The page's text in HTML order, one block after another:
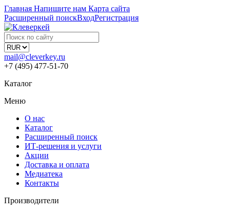
Главная Напишите нам Карта сайта
Расширенный поискВходРегистрация
mail@cleverkey.ru
+7 (495) 477-51-70
Каталог
Меню
О нас
Каталог
Расширенный поиск
ИТ-решения и услуги
Акции
Доставка и оплата
Медиатека
Контакты
Производители